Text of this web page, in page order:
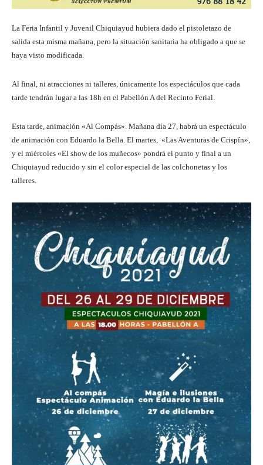
La Feria Infantil y Juvenil Chiquiayud hubiera dado el pistoletazo de
salida esta misma mañana, pero la situación sanitaria ha obligado a que se
haya visto modificada.
Al final, ni atracciones ni talleres, únicamente los espectáculos que cada
tarde tendrán lugar a las 18h en el Pabellón A del Recinto Ferial.
Esta tarde, animación «Al Compás». Mañana día 27, habrá un espectáculo
de animación con Eduardo la Bella. El martes, «Las Aventuras de Crispín»,
y el miércoles «El show de los muñecos» pondrá el punto y final a un
Chiquiayud reducido y sin el color especial de las colchonetas y los
talleres.